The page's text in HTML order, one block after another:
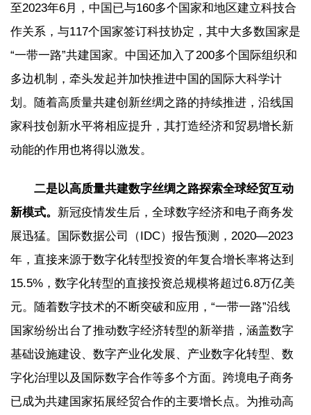
至2023年6月，中国已与160多个国家和地区建立科技合
作关系，与117个国家签订科技协定，其中大多数国家是
“一带一路”共建国家。中国还加入了200多个国际组织和
多边机制，牵头发起并加快推进中国的国际大科学计
划。随着高质量共建创新丝绸之路的持续推进，沿线国
家科技创新水平将相应提升，其打造经济和贸易增长新
动能的作用也将得以激发。
二是以高质量共建数字丝绸之路探索全球经贸互动
新模式。 新冠疫情发生后，全球数字经济和电子商务发
展迅猛。国际数据公司（IDC）报告预测，2020—2023
年，直接来源于数字化转型投资的年复合增长率将达到
15.5%，数字化转型的直接投资总规模将超过6.8万亿美
元。随着数字技术的不断突破和应用，“一带一路”沿线
国家纷纷出台了推动数字经济转型的新举措，涵盖数字
基础设施建设、数字产业化发展、产业数字化转型、数
字化治理以及国际数字合作等多个方面。跨境电子商务
已成为共建国家拓展经贸合作的主要增长点。为推动高